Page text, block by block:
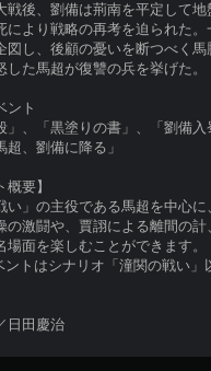
戦後、劉備は荊南を平定して
により戦略の再考を迫られた
図し、後顧の憂いを断つべく馬
した馬超が復讐の兵を挙げた。
ント
」、「黒塗りの書」、「劉備
超、劉備に降る」
概要】
い」の主役である馬超を中心
の激闘や、賈詡による離間の
場面を楽しむことができます。
トはシナリオ「潼関の戦い」
日田慶治